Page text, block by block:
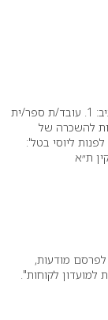
דרושים/ות למספרת יוסף בלב תל-אביב: 1. עובד/ת ספר/ית
קוסמטיקאית 3. אפשרות להשכרה של
ליוסי בטל':
שינקין ת״א
מודעות,
לקוחות".